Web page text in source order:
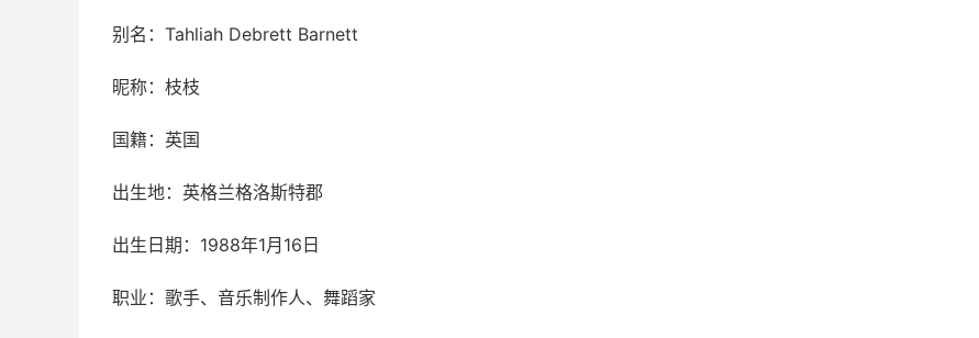
别名：Tahliah Debrett Barnett
昵称：枝枝
国籍：英国
出生地：英格兰格洛斯特郡
出生日期：1988年1月16日
职业：歌手、音乐制作人、舞蹈家